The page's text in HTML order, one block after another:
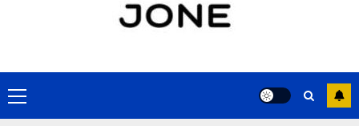
Primary
Menu